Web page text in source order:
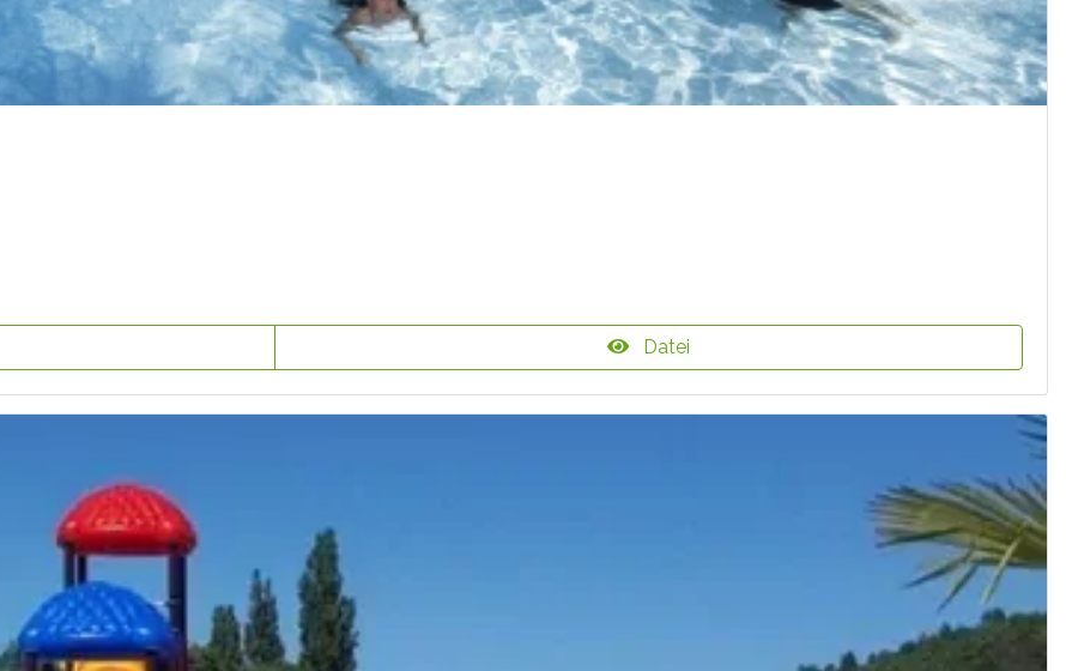
Datei